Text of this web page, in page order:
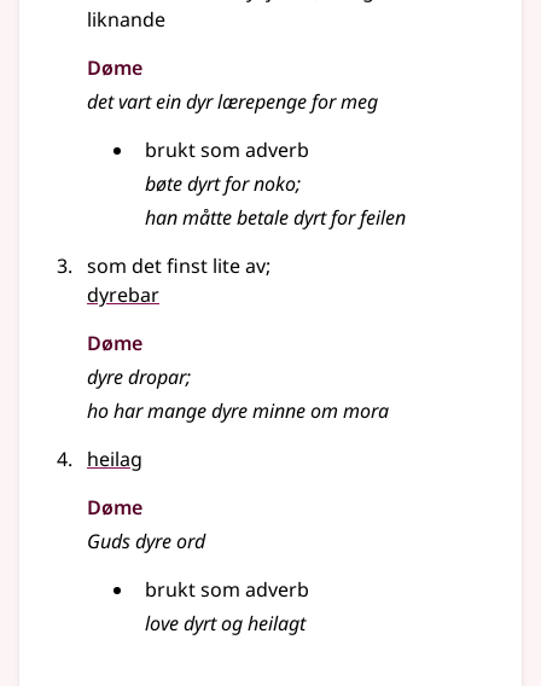
liknande
Døme
det vart ein dyr lærepenge for meg
brukt som adverb
bøte dyrt for noko;
han måtte betale dyrt for feilen
som det finst lite av;
dyrebar
Døme
dyre dropar;
ho har mange dyre minne om mora
heilag
Døme
Guds dyre ord
brukt som adverb
love dyrt og heilagt